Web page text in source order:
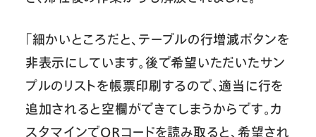
「細かいところだと、テーブルの行増減ボタンを
非表示にしています。後で希望いただいたサン
プルのリストを帳票印刷するので、適当に行を
追加されると空欄ができてしまうからです。カ
スタマインでQRコードを読み取ると、希望され